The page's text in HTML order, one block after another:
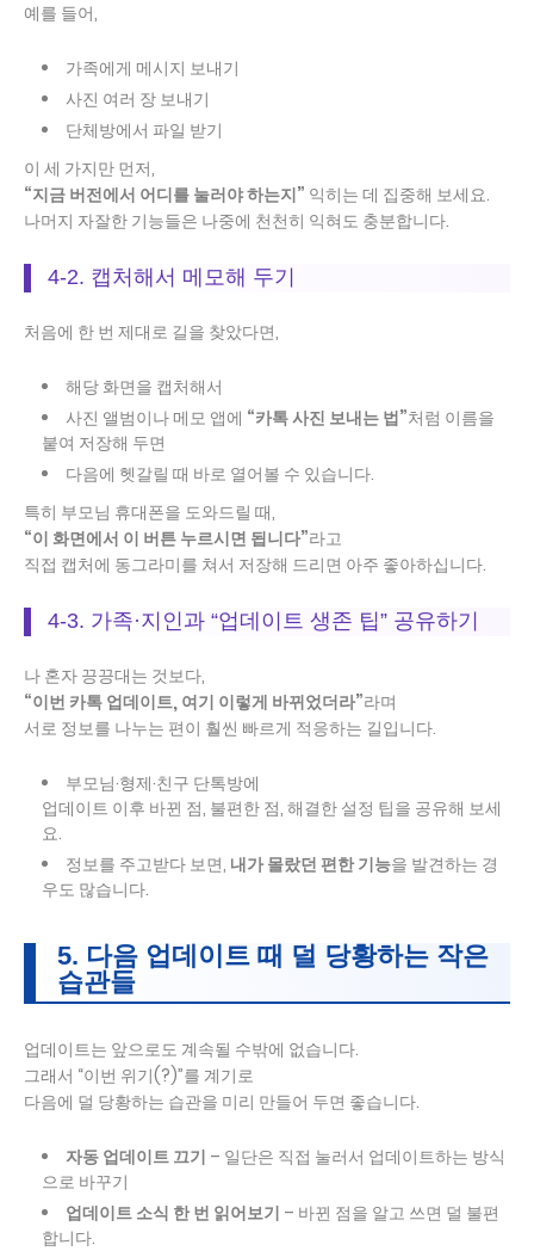
예를 들어,
가족에게 메시지 보내기
사진 여러 장 보내기
단체방에서 파일 받기
이 세 가지만 먼저,
“지금 버전에서 어디를 눌러야 하는지” 익히는 데 집중해 보세요.
나머지 자잘한 기능들은 나중에 천천히 익혀도 충분합니다.
4-2. 캡처해서 메모해 두기
처음에 한 번 제대로 길을 찾았다면,
해당 화면을 캡처해서
사진 앨범이나 메모 앱에 “카톡 사진 보내는 법”처럼 이름을
붙여 저장해 두면
다음에 헷갈릴 때 바로 열어볼 수 있습니다.
특히 부모님 휴대폰을 도와드릴 때,
“이 화면에서 이 버튼 누르시면 됩니다”라고
직접 캡처에 동그라미를 쳐서 저장해 드리면 아주 좋아하십니다.
4-3. 가족·지인과 “업데이트 생존 팁” 공유하기
나 혼자 끙끙대는 것보다,
“이번 카톡 업데이트, 여기 이렇게 바뀌었더라”라며
서로 정보를 나누는 편이 훨씬 빠르게 적응하는 길입니다.
부모님·형제·친구 단톡방에
업데이트 이후 바뀐 점, 불편한 점, 해결한 설정 팁을 공유해 보세
요.
정보를 주고받다 보면, 내가 몰랐던 편한 기능을 발견하는 경
우도 많습니다.
5. 다음 업데이트 때 덜 당황하는 작은
습관들
업데이트는 앞으로도 계속될 수밖에 없습니다.
그래서 “이번 위기(?)”를 계기로
다음에 덜 당황하는 습관을 미리 만들어 두면 좋습니다.
자동 업데이트 끄기 – 일단은 직접 눌러서 업데이트하는 방식
으로 바꾸기
업데이트 소식 한 번 읽어보기 – 바뀐 점을 알고 쓰면 덜 불편
합니다.